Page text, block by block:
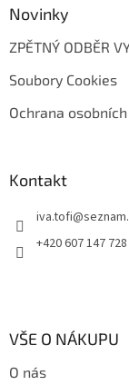
Novinky
ZPĚTNÝ ODBĚR
Soubory Cookies
Ochrana osobních
Kontakt
iva.tofi@
+420 607 147 728
VŠE O NÁKUPU
O nás